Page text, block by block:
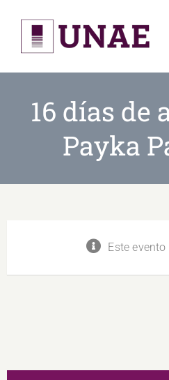
content
16 días de
Payka
Este